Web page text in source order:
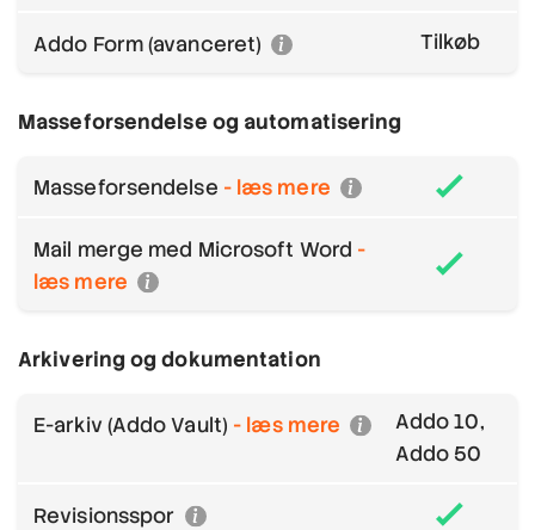
Addo Form (avanceret) Tilkøb
Masseforsendelse og automatisering
Masseforsendelse - læs mere
Mail merge med Microsoft Word -
læs mere
Arkivering og dokumentation
E-arkiv (Addo Vault) - læs mere
Addo 10,
Addo 50
Revisionsspor